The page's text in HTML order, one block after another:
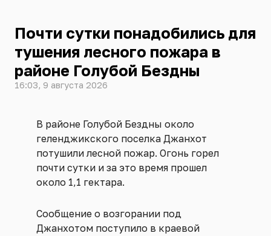
Почти сутки понадобились для
тушения лесного пожара в
районе Голубой Бездны
16:03, 9 августа 2026
В районе Голубой Бездны около
геленджикского поселка Джанхот
потушили лесной пожар. Огонь горел
почти сутки и за это время прошел
около 1,1 гектара.
Сообщение о возгорании под
Джанхотом поступило в краевой